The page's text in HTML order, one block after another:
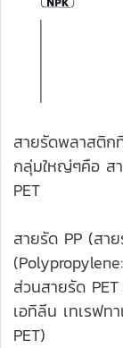
สายรัดพลาสติก
กลุ่มใหญ่ๆคือ ส
PET
สายรัด PP (ส
ส่วนสายรัด
เอทิลีน เทเรฟท
PET)